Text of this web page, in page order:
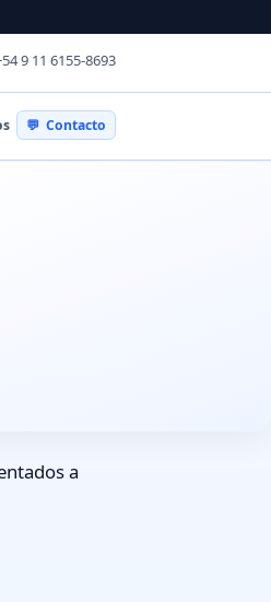
9 11 6155-8693
💬 Contacto
a